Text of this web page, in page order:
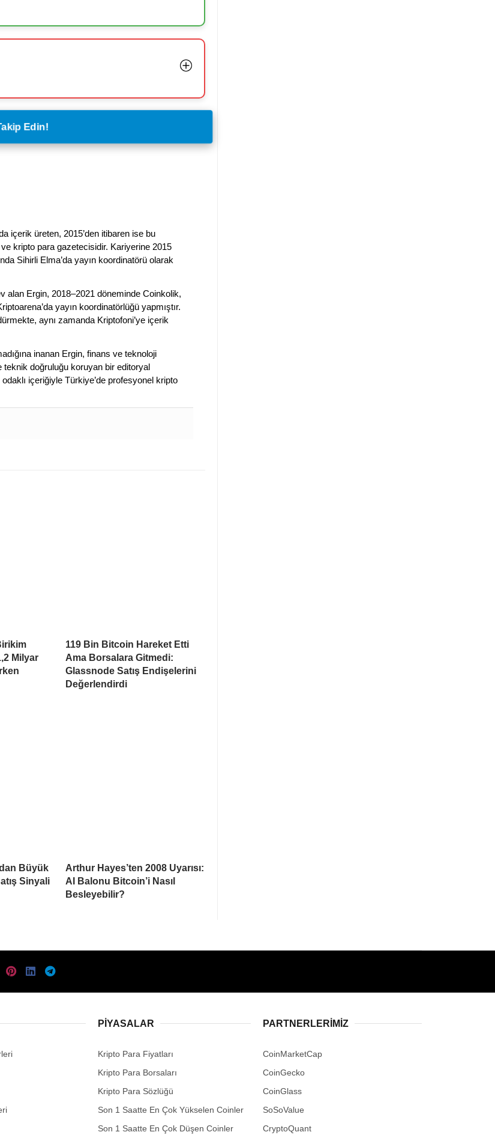
Edin!
içerik üreten, 2015’den itibaren ise bu
kripto para gazetecisidir. Kariyerine 2015
Sihirli Elma’da yayın koordinatörü olarak
alan Ergin, 2018–2021 döneminde Coinkolik,
yayın koordinatörlüğü yapmıştır.
aynı zamanda Kriptofoni’ye içerik
inanan Ergin, finans ve teknoloji
doğruluğu koruyan bir editoryal
içeriğiyle Türkiye’de profesyonel kripto
Milyar
119 Bin Bitcoin Hareket Etti
Ama Borsalara Gitmedi:
Glassnode Satış Endişelerini
Değerlendirdi
Büyük
Sinyali
Arthur Hayes’ten 2008 Uyarısı:
AI Balonu Bitcoin’i Nasıl
Besleyebilir?
PIYASALAR
Kripto Para Fiyatları
Kripto Para Borsaları
Kripto Para Sözlüğü
Son 1 Saatte En Çok Yükselen Coinler
Son 1 Saatte En Çok Düşen Coinler
PARTNERLERIMIZ
CoinMarketCap
CoinGecko
CoinGlass
SoSoValue
CryptoQuant